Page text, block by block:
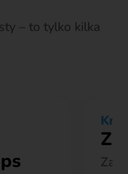
– to tylko kilka